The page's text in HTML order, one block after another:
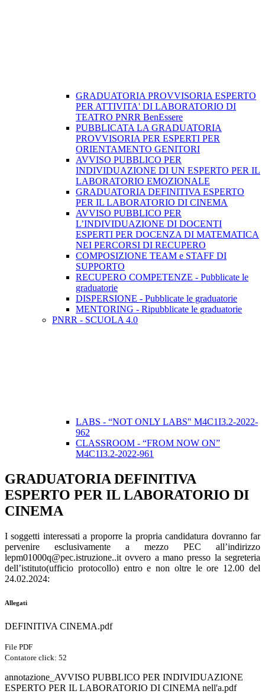
GRADUATORIA PROVVISORIA ESPERTO
PER ATTIVITA' DI LABORATORIO DI
TEATRO PNRR BenEssere
PUBBLICATA LA GRADUATORIA
PROVVISORIA PER ESPERTI PER
ORIENTAMENTO GENITORI
AVVISO PUBBLICO PER
INDIVIDUAZIONE DI UN ESPERTO PER IL
LABORATORIO EMOZIONALE
GRADUATORIA DEFINITIVA ESPERTO
PER IL LABORATORIO DI CINEMA
AVVISO PUBBLICO PER
L’INDIVIDUAZIONE DI DOCENTI
ESPERTI PER DOCENZA DI MATEMATICA
NEI PERCORSI DI RECUPERO
COMPOSIZIONE TEAM e STAFF DI
SUPPORTO
RECUPERO COMPETENZE - Pubblicate le
graduatorie
DISPERSIONE - Pubblicate le graduatorie
MENTORING - Ripubblicate le graduatorie
PNRR - SCUOLA 4.0
LABS - “NOT ONLY LABS" M4C1I3.2-2022-
962
CLASSROOM - “FROM NOW ON”
M4C1I3.2-2022-961
GRADUATORIA DEFINITIVA
ESPERTO PER IL LABORATORIO DI
CINEMA
I soggetti interessati a proporre la propria candidatura dovranno far
pervenire esclusivamente a mezzo PEC all’indirizzo
lepm01000q@pec.istruzione..it ovvero a mano presso la segreteria
dell’istituto(ufficio protocollo) entro e non oltre le ore 12.00 del
24.02.2024:
Allegati
DEFINITIVA CINEMA.pdf
File PDF
Contatore click: 52
annotazione_AVVISO PUBBLICO PER INDIVIDUAZIONE
ESPERTO PER IL LABORATORIO DI CINEMA nell'a.pdf